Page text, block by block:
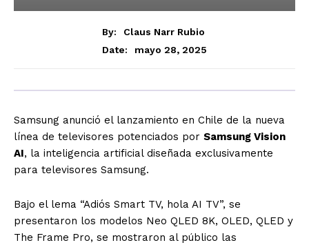
By:
Claus Narr Rubio
Date:
mayo 28, 2025
Samsung anunció el lanzamiento en Chile de la nueva
línea de televisores potenciados por Samsung Vision
AI, la inteligencia artificial diseñada exclusivamente
para televisores Samsung.
Bajo el lema “Adiós Smart TV, hola AI TV”, se
presentaron los modelos Neo QLED 8K, OLED, QLED y
The Frame Pro, se mostraron al público las